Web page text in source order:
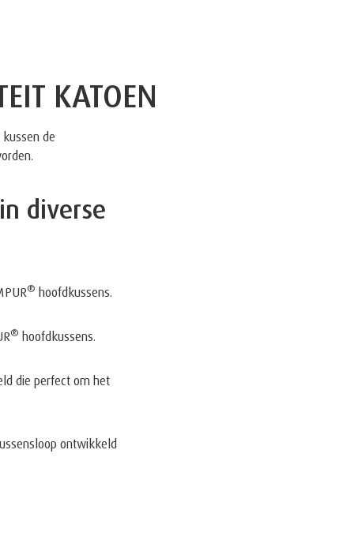
KATOEN
de
diverse
® hoofdkussens.
® hoofdkussens.
die perfect om het
ontwikkeld